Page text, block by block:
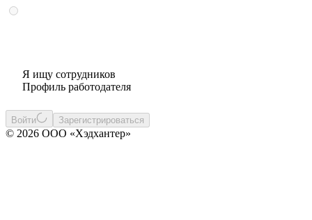
Я ищу сотрудников
Профиль работодателя
Войти Зарегистрироваться
© 2026 ООО «Хэдхантер»